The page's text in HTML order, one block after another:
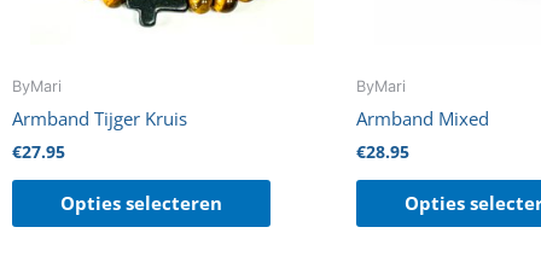
ByMari
Armband Tijger Kruis
€27.95
Opties selecteren
productpagina
ByMari
Armband Mixed
€28.95
Opties